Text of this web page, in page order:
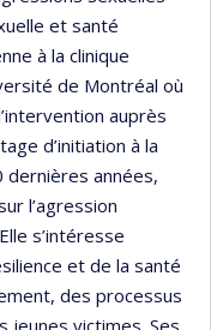
et santé
à la clinique
de Montréal où
auprès
d’initiation à la
dernières années,
l’agression
s’intéresse
et de la santé
des processus
jeunes victimes. Ses